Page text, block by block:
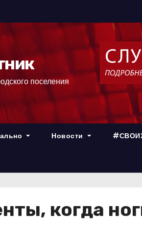
поселения
Новости
когда